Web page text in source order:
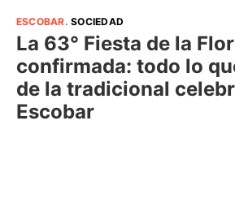
ESCOBAR.SOCIEDAD
La 63° Fiesta de la
confirmada: todo lo
de la tradicional
Escobar